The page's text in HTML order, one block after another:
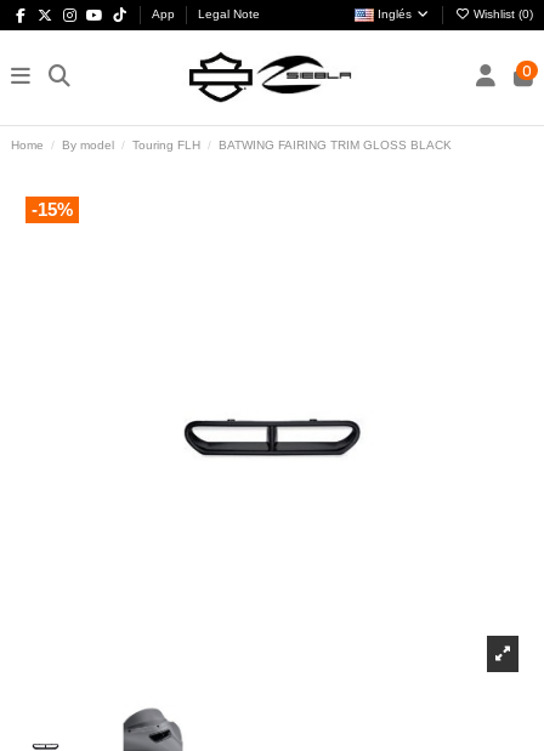
App Legal Note Inglés Wishlist (0)
0
Home By model Touring FLH BATWING FAIRING TRIM GLOSS BLACK
-15%